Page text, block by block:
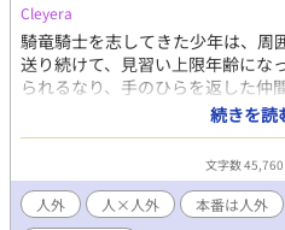
Cleyera
騎竜騎士を志してきた少年は、周
送り続けて、見習い上限年齢にな
られるなり、手のひらを返した仲
美しい男に出会う 濁った目の男
きたんだよ、野花ちゃん」と毒を
作者は素人です 人外受けです(´∀
続きを読
文字数 45,760
人外 人×人外 本番は人外